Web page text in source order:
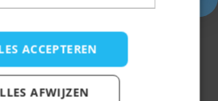
ACCEPTEREN
AFWIJZEN